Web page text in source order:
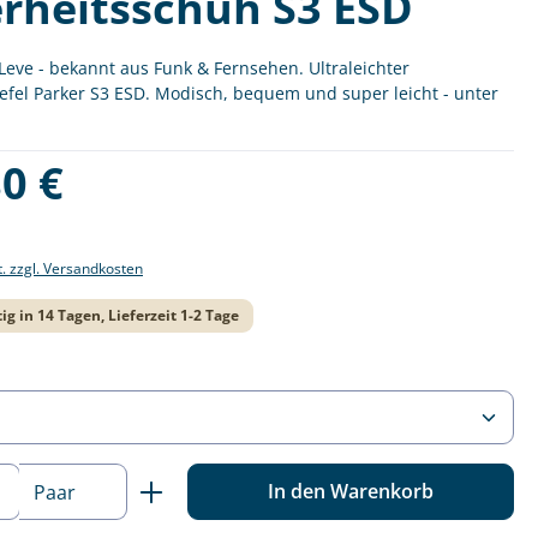
- bekannt aus Funk & Fernsehen. Ultraleichter
Parker S3 ESD. Modisch, bequem und super leicht - unter
€
zzgl. Versandkosten
in 14 Tagen, Lieferzeit 1-2 Tage
Gib den gewünschten Wert
Paar In den Warenkorb